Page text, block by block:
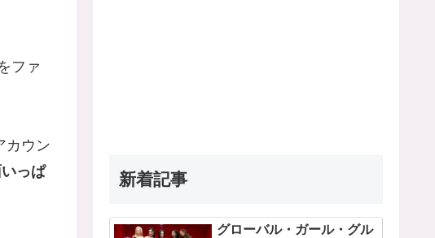
ファ
カウン
っぱ
新着記事
グローバル・ガール・グル